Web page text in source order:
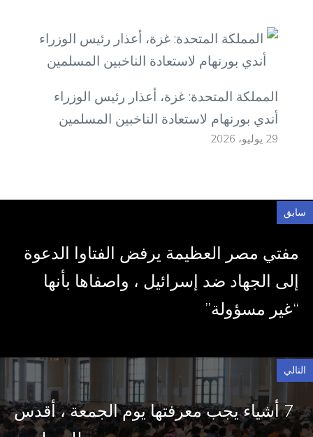
المملكة المتحدة: غزة، أعذار رئيس الوزراء
أندي بورنهام لاستعادة الناخبين المسلمين
29 يوليو، 2026
سابق
مفتي مصر العظيمة يرفض الفتاوا الدعوة
إلى الجهاد ضد إسرائيل ، واصفاها بأنها
“غير مسؤولة”
التالي
7 أشياء يجب معرفتها يوم الجمعة ، أقدس